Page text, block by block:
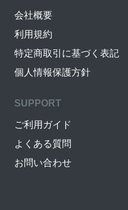
会社概要
利用規約
特定商取引に基づく表記
個人情報保護方針
SUPPORT
ご利用ガイド
よくある質問
お問い合わせ